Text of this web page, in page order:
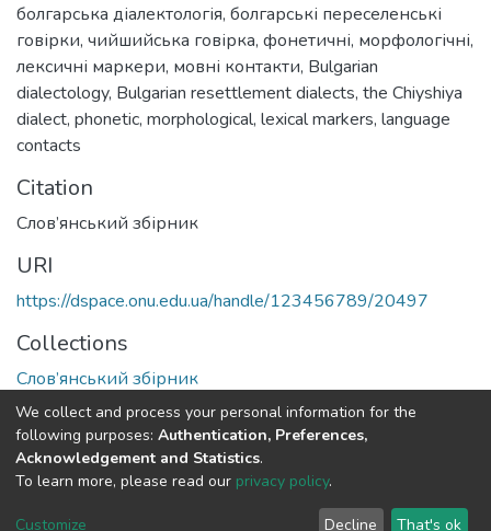
болгарська діалектологія, болгарські переселенські
говірки, чийшийська говірка, фонетичні, морфологічні,
лексичні маркери, мовні контакти, Bulgarian
dialectology, Bulgarian resettlement dialects, the Chiyshiya
dialect, phonetic, morphological, lexical markers, language
contacts
Citation
Слов’янський збірник
URI
https://dspace.onu.edu.ua/handle/123456789/20497
Collections
Слов’янський збірник
Full item page
DSpace software copyright © 2009-2026
Cookie End User Send
We collect and process your personal information for the
following purposes: Authentication, Preferences,
Acknowledgement and Statistics.
To learn more, please read our privacy policy.
Customize Decline That's ok